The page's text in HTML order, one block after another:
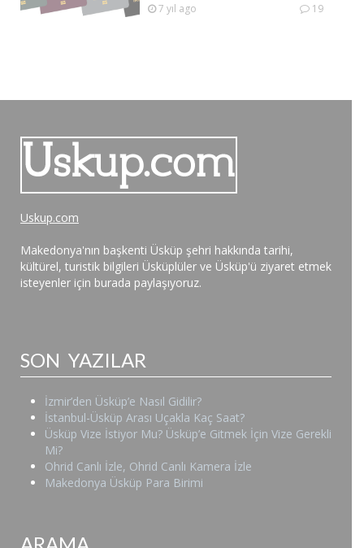
7 yıl ago 19
Uskup.com
Makedonya'nın başkenti Üsküp şehri hakkında tarihi,
kültürel, turistik bilgileri Üsküplüler ve Üsküp'ü ziyaret etmek
isteyenler için burada paylaşıyoruz.
SON YAZILAR
İzmir’den Üsküp’e Nasıl Gidilir?
İstanbul-Üsküp Arası Uçakla Kaç Saat?
Üsküp Vize İstiyor Mu? Üsküp’e Gitmek İçin Vize Gerekli
Mi?
Ohrid Canlı İzle, Ohrid Canlı Kamera İzle
Makedonya Üsküp Para Birimi